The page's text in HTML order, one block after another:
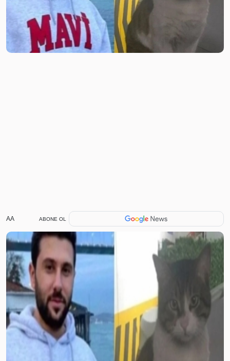
AA ABONE OL